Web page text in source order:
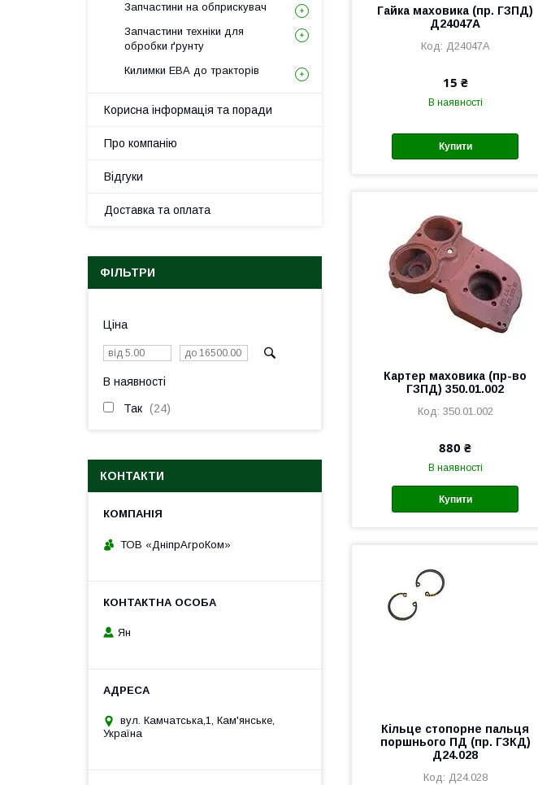
Гайка маховика (пр. ГЗПД)
Д24047А
Д24047А
15 ₴
В наявності
Купити
Картер маховика (пр-во
ГЗПД) 350.01.002
350.01.002
880 ₴
В наявності
Купити
Кільце стопорне пальця
поршнього ПД (пр. ГЗКД)
Д24.028
Д24.028
Запчастини на обприскувач
Запчастини техніки для
обробки ґрунту
Килимки ЕВА до тракторів
Корисна інформація та поради
Про компанію
Відгуки
Доставка та оплата
ФІЛЬТРИ
Ціна
В наявності
Так 24
КОНТАКТИ
ТОВ «ДніпрАгроКом»
Ян
вул. Камчатська,1, Кам'янське,
Україна